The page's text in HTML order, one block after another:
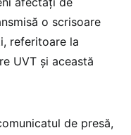
o scrisoare
referitoare la
UVT şi această
de presă,